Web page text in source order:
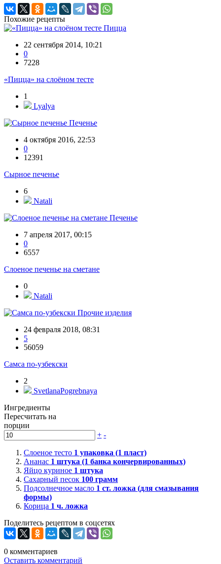
Похожие рецепты
Пицца
22 сентября 2014, 10:21
0
7228
«Пицца» на слоёном тесте
1
Lyalya
Печенье
4 октября 2016, 22:53
0
12391
Сырное печенье
6
Natali
Печенье
7 апреля 2017, 00:15
0
6557
Слоеное печенье на сметане
0
Natali
Прочие изделия
24 февраля 2018, 08:31
5
56059
Самса по-узбекски
2
SvetlanaPogrebnaya
Ингредиенты
Пересчитать на
порции
+ -
Слоеное тесто 1 упаковка (1 пласт)
Ананас 1 штука (1 банка кончервированных)
Яйцо куриное 1 штука
Сахарный песок 100 грамм
Подсолнечное масло 1 ст. ложка (для смазывания
формы)
Корица 1 ч. ложка
Поделитесь рецептом в соцсетях
0 комментариев
Оставить комментарий